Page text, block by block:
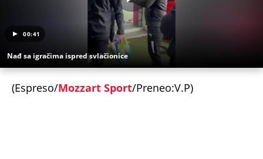
00:41
Nađ sa igračima ispred svlačionice
(Espreso/Mozzart Sport/Preneo:V.P)